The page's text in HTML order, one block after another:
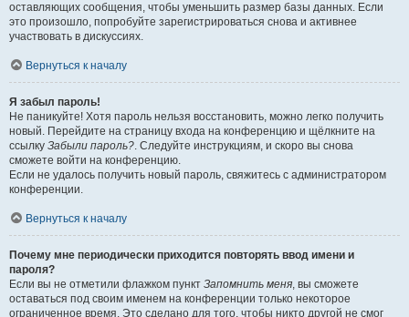
оставляющих сообщения, чтобы уменьшить размер базы данных. Если
это произошло, попробуйте зарегистрироваться снова и активнее
участвовать в дискуссиях.
Вернуться к началу
Я забыл пароль!
Не паникуйте! Хотя пароль нельзя восстановить, можно легко получить
новый. Перейдите на страницу входа на конференцию и щёлкните на
ссылку Забыли пароль?. Следуйте инструкциям, и скоро вы снова
сможете войти на конференцию.
Если не удалось получить новый пароль, свяжитесь с администратором
конференции.
Вернуться к началу
Почему мне периодически приходится повторять ввод имени и
пароля?
Если вы не отметили флажком пункт Запомнить меня, вы сможете
оставаться под своим именем на конференции только некоторое
ограниченное время. Это сделано для того, чтобы никто другой не смог